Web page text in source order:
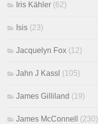
Iris Kähler (62)
Isis (23)
Jacquelyn Fox (12)
Jahn J Kassl (105)
James Gilliland (19)
James McConnell (230)